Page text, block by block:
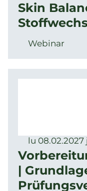
Skin
Webinar
lu 08.02.2027
|